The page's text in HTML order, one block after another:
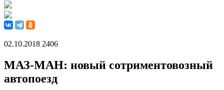
02.10.2018 2406
МАЗ-МАН: новый сотриментовозный
автопоезд